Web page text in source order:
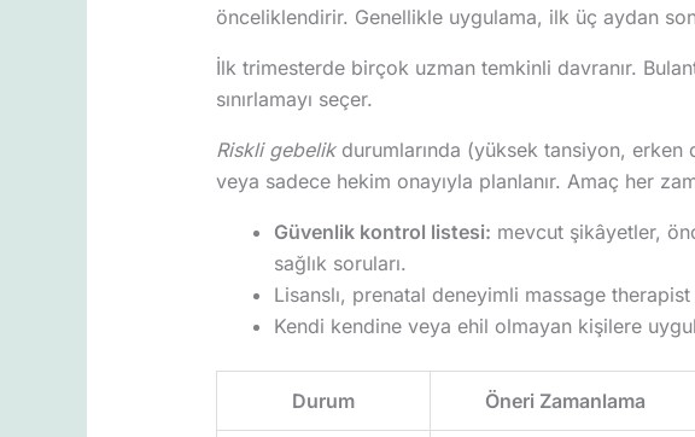
önceliklendirir. Genellikle uygulama, ilk üç aydan
İlk trimesterde birçok uzman temkinli davranır.
sınırlamayı seçer.
Riskli gebelikdurumlarında (yüksek tansiyon,
veya sadece hekim onayıyla planlanır. Amaç her
Güvenlik kontrol listesi: mevcut şikâyetler,
sağlık soruları.
Lisanslı, prenatal deneyimli massage
Kendi kendine veya ehil olmayan kişilere
Durum Öneri Zamanlama